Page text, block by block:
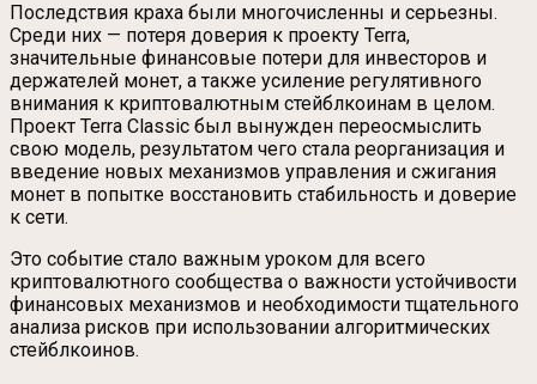
Последствия краха были многочисленны и серьезны.
Среди них — потеря доверия к проекту Terra,
значительные финансовые потери для инвесторов и
держателей монет, а также усиление регулятивного
внимания к криптовалютным стейблкоинам в целом.
Проект Terra Classic был вынужден переосмыслить
свою модель, результатом чего стала реорганизация и
введение новых механизмов управления и сжигания
монет в попытке восстановить стабильность и доверие
к сети.
Это событие стало важным уроком для всего
криптовалютного сообщества о важности устойчивости
финансовых механизмов и необходимости тщательного
анализа рисков при использовании алгоритмических
стейблкоинов.